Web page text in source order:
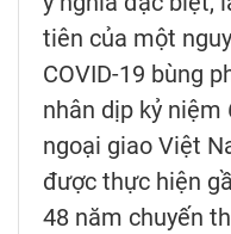
tiên của một
COVID-19 bùng
nhân dịp kỷ
ngoại giao Việt
được thực hiện
48 năm chuyến